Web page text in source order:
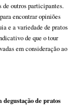
outros participantes.
encontrar opiniões
e a variedade de pratos
de que o tour
em consideração ao
de pratos